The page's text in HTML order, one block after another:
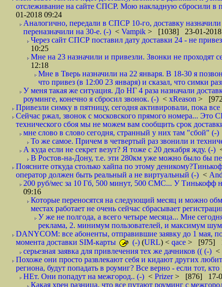
отслеживание на сайте СПСР. Мою накладную сбросили
01-2018 09:24
Аналогично, передали в СПСР 10-го, доставку
переназначили на 30-е. (-) < Vampik > [1038] 23-01-2018
Через сайт СПСР поставил дату доставки 24 - не
10:25
Мне на 23 назначили и привезли. Звонки не
12:18
Мне в Тверь назначили на 22 января. В 18-30 я
что привез (в 12:00 23 января) и сказал, что симки
У меня такая же ситуация. До НГ 4 раза назначали
роуминге, конечно я сбросил звонок. (-) < xReason >
Привезли симку в пятницу, сегодня активировали, пока
Сейчас ржал, звонок с московского прямого номера... Это
технического сбоя мы не можем вам сообщить срок
мне слово в слово сегодня, странный у них там "сбой" (-)
То же самое. Причем в четвертый раз звонили и
А куда если не секрет везут? Я тоже с 20 декабря жду. (-)
В Ростов-на-Дону, т.е. эти 280км уже можно было бы
Поясните откуда столько хайпа по этому
оператор должен быть реальный а не виртуальный (-) <
200 руб/мес за 10 Гб, 500 минут, 500 СМС... У Тинькофф
09:16
Которые переносятся на следующий месяц и можно
местах работает не очень сейчас сбрасывает
У же не полгода, а всего четыре месяца... Мне
реклама, 2. минимум пользователей, и максимум
DANYCOM: все абоненты, отправившие заявку до 1 мая,
момента доставки SIM-карты
(-) (URL) < qace > [975]
серьезная заявка для привлечения тех же дачников (( (-) <
Похоже они просто развлекают себя и кидают других
региона, будут попадать в роумиг? Все верно - если тот,
НЕт. Они попадут на межгород.. (-) < Prizer> [876] 17-
Какая хрен разница, что все путают роуминг с